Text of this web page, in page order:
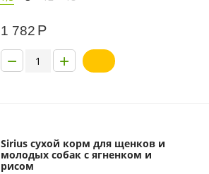
1 782 Р
+
−
Sirius сухой корм для щенков и
молодых собак с ягненком и
рисом